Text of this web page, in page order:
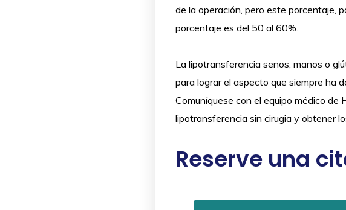
de la operación, pero este porcentaje,
porcentaje es del 50 al 60%.
La lipotransferencia senos, manos o
para lograr el aspecto que siempre ha
Comuníquese con el equipo médico de
lipotransferencia sin cirugia y obtener
Reserve una